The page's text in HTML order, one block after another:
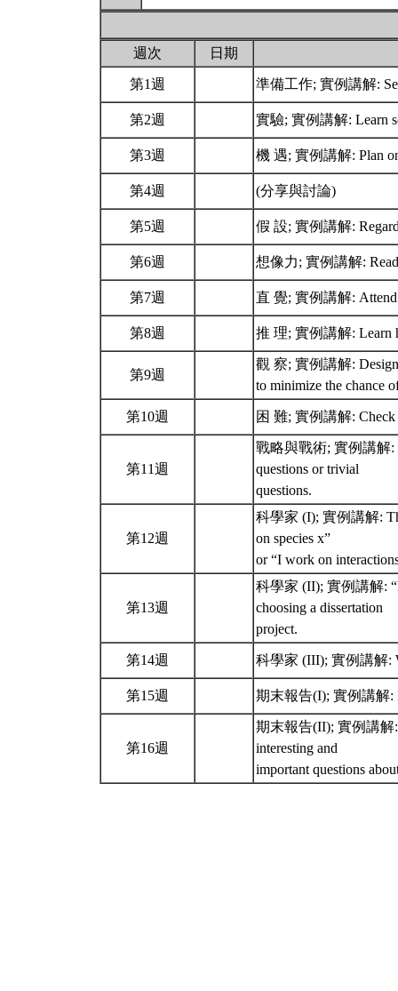
週次 日期
第1週 準備工作; 實例講解:
第2週 實驗; 實例講解: Learn
第3週 機 遇; 實例講解: Plan
第4週 (分享與討論)
第5週 假 設; 實例講解:
第6週 想像力; 實例講解:
第7週 直 覺; 實例講解: Attend
第8週 推 理; 實例講解: Learn
第9週
觀 察; 實例講解: Design
to minimize the chance
第10週 困 難; 實例講解: Check
第11週
戰略與戰術; 實例講解:
questions or trivial
questions.
第12週
科學家 (I); 實例講解:
on species x”
or “I work on
第13週
科學家 (II); 實例講解:
choosing a dissertation
project.
第14週 科學家 (III); 實例講解:
第15週 期末報告(I); 實例講解:
第16週
期末報告(II); 實例講解:
interesting and
important questions